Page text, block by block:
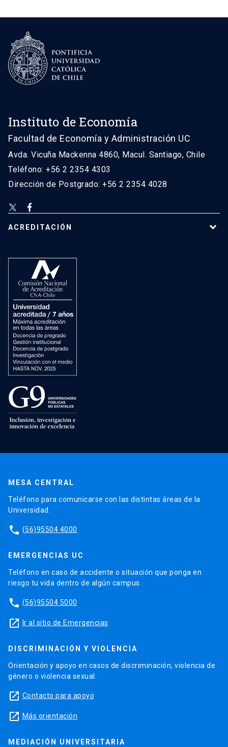
Instituto de Economía
Facultad de Economía y Administración UC
Avda. Vicuña Mackenna 4860, Macul. Santiago, Chile
Teléfono: +56 2 2354 4303
Dirección de Postgrado: +56 2 2354 4028
ACREDITACIÓN
MESA CENTRAL
Teléfono para comunicarse con las distintas áreas de la
Universidad.
phone (56)95504 4000
EMERGENCIAS UC
Teléfono en caso de accidente o situación que ponga en
riesgo tu vida dentro de algún campus.
phone (56)95504 5000
launch Ir al sitio de Emergencias
DISCRIMINACIÓN Y VIOLENCIA
Orientación y apoyo en casos de discriminación, violencia de
género o violencia sexual.
launch Contacto para apoyo
launch Más orientación
MEDIACIÓN UNIVERSITARIA